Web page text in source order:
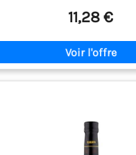
11,28 €